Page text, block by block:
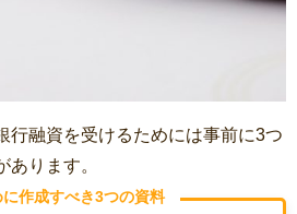
行融資を受けるためには事前に3つ
あります。
作成すべき3つの資料